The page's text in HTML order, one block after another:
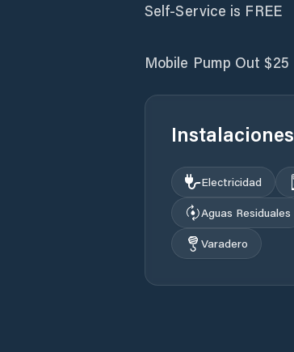
Self-Service is FREE
Mobile Pump Out $25
Instalaciones
Electricidad
Aguas Residuales
Varadero